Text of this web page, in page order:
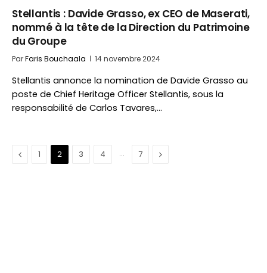
Stellantis : Davide Grasso, ex CEO de Maserati,
nommé à la tête de la Direction du Patrimoine
du Groupe
ParFaris Bouchaala 14 novembre 2024
Stellantis annonce la nomination de Davide Grasso au
poste de Chief Heritage Officer Stellantis, sous la
responsabilité de Carlos Tavares,…
Précédent
1 2 3 4 … 7 Suivant